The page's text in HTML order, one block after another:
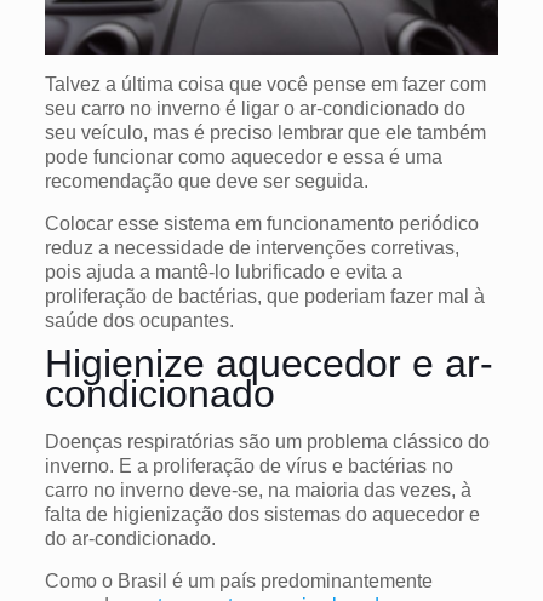
Talvez a última coisa que você pense em fazer com
seu carro no inverno é ligar o ar-condicionado do
seu veículo, mas é preciso lembrar que ele também
pode funcionar como aquecedor e essa é uma
recomendação que deve ser seguida.
Colocar esse sistema em funcionamento periódico
reduz a necessidade de intervenções corretivas,
pois ajuda a mantê-lo lubrificado e evita a
proliferação de bactérias, que poderiam fazer mal à
saúde dos ocupantes.
Higienize aquecedor e ar-
condicionado
Doenças respiratórias são um problema clássico do
inverno. E a proliferação de vírus e bactérias no
carro no inverno deve-se, na maioria das vezes, à
falta de higienização dos sistemas do aquecedor e
do ar-condicionado.
Como o Brasil é um país predominantemente